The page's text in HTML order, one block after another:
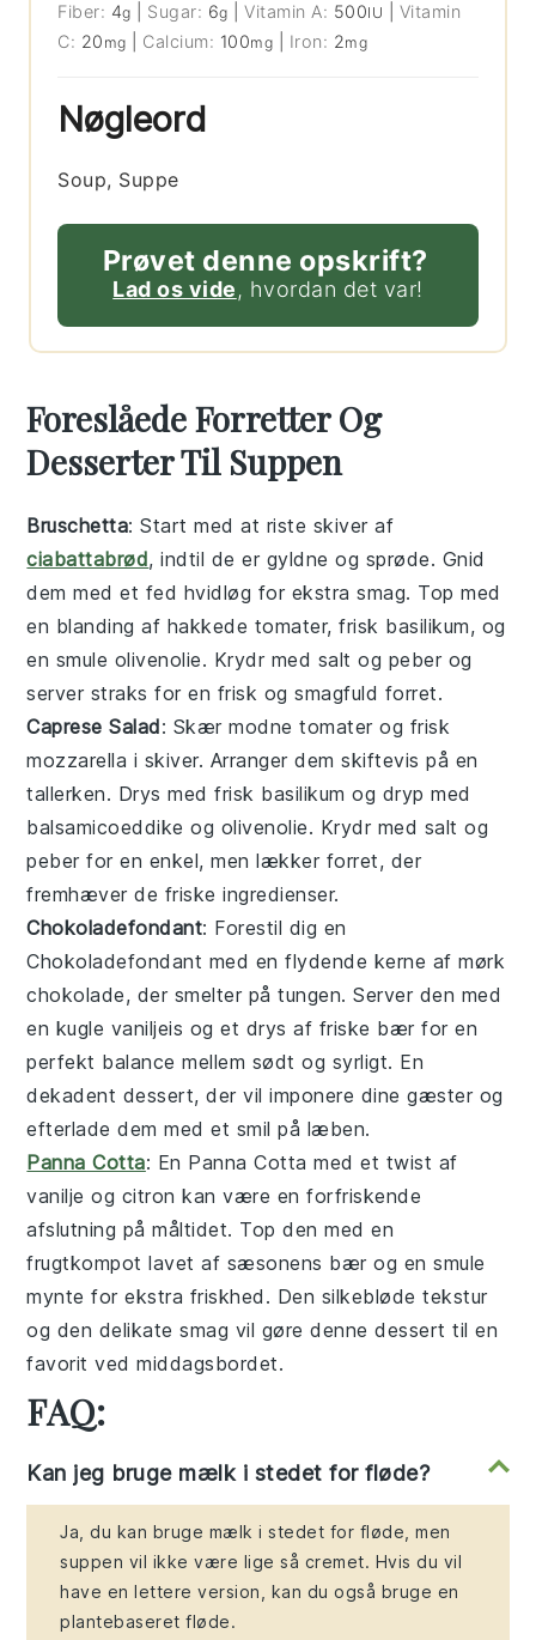
Fiber: 4g Sugar: 6g |Vitamin A: 500IU
Vitamin
C: 20 mg Calcium: 100mg Iron: 2mg
Nøgleord
Soup, Suppe
Prøvet denne opskrift?
Lad os vide, hvordan det var!
Foreslåede Forretter Og
Desserter Til Suppen
Bruschetta: Start med at riste skiver af
ciabattabrød, indtil de er gyldne og sprøde. Gnid
dem med et fed hvidløg for ekstra smag. Top med
en blanding af hakkede tomater, frisk basilikum, og
en smule olivenolie. Krydr med salt og peber og
server straks for en frisk og smagfuld forret.
Caprese Salad: Skærmodne tomater og frisk
mozzarella i skiver. Arranger dem skiftevis på en
tallerken. Drys medfrisk basilikum og dryp med
balsamicoeddike og olivenolie. Krydr med salt og
peber for en enkel, men lækker forret, der
fremhæver de friske ingredienser.
Chokoladefondant: Forestil dig en
Chokoladefondant med en flydende kerne af mørk
chokolade, der smelter på tungen. Server den med
en kugle vaniljeis og et drys af friske bær for en
perfekt balance mellem sødt og syrligt. En
dekadent dessert, der vil imponere dine gæster og
efterlade dem med et smil på læben.
Panna Cotta: En Panna Cotta med et twist af
vanilje og citron kan være en forfriskende
afslutning på måltidet. Top den med en
frugtkompot lavet af sæsonens bær og en smule
mynte for ekstra friskhed. Den silkebløde tekstur
og den delikate smag vil gøre denne dessert til en
favorit ved middagsbordet.
FAQ:
Kan jeg bruge mælk i stedet for fløde?
Ja, du kan bruge mælk i stedet for fløde, men
suppen vil ikke være lige så cremet. Hvis du vil
have en lettere version, kan du også bruge en
plantebaseret fløde.